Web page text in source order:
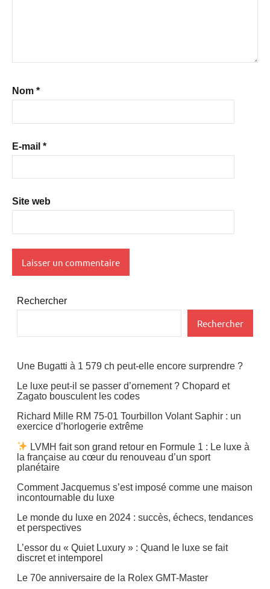
Nom *
E-mail *
Site web
Rechercher
Rechercher
Une Bugatti à 1 579 ch peut-elle encore surprendre ?
Le luxe peut-il se passer d’ornement ? Chopard et
Zagato bousculent les codes
Richard Mille RM 75-01 Tourbillon Volant Saphir : un
exercice d’horlogerie extrême
LVMH fait son grand retour en Formule 1 : Le luxe à
la française au cœur du renouveau d’un sport
planétaire
Comment Jacquemus s’est imposé comme une maison
incontournable du luxe
Le monde du luxe en 2024 : succès, échecs, tendances
et perspectives
L’essor du « Quiet Luxury » : Quand le luxe se fait
discret et intemporel
Le 70e anniversaire de la Rolex GMT-Master